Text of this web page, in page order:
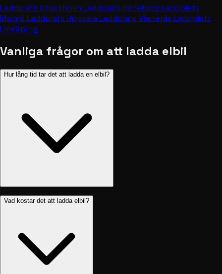
Laddplats Stockholm Laddplats Göteborg Laddplats
Malmö Laddplats UppsalaLaddplats Västerås Laddplats
Linköping
Vanliga frågor om att ladda elbil
Hur lång tid tar det att ladda en elbil?
Vad kostar det att ladda elbil?